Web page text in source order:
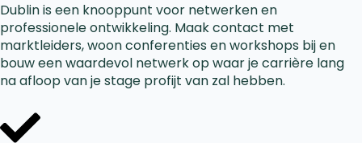
Dublin is een knooppunt voor netwerken en
professionele ontwikkeling. Maak contact met
marktleiders, woon conferenties en workshops bij en
bouw een waardevol netwerk op waar je carrière lang
na afloop van je stage profijt van zal hebben.